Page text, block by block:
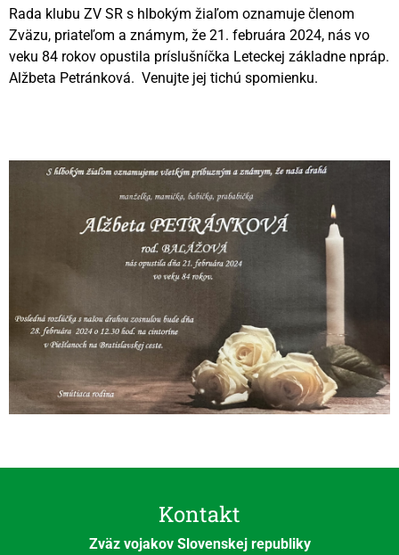
Rada klubu ZV SR s hlbokým žiaľom oznamuje členom
Zväzu, priateľom a známym, že 21. februára 2024, nás vo
veku 84 rokov opustila príslušníčka Leteckej základne npráp.
Alžbeta Petránková. Venujte jej tichú spomienku.
Kontakt
Zväz vojakov Slovenskej republiky